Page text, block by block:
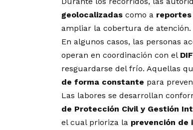
geolocalizadas como a
ampliar la cobertura de atención.
En algunos casos, las personas
operan en coordinación con el
resguardarse del frío. Aquellas
de forma constante para
Las labores se desarrollan
de Protección Civil y Gestión
el cual prioriza la prevención de